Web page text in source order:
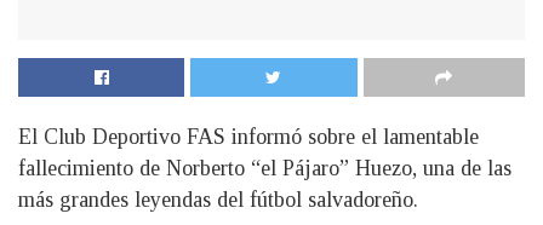
El Club Deportivo FAS informó sobre el lamentable
fallecimiento de Norberto “el Pájaro” Huezo, una de las
más grandes leyendas del fútbol salvadoreño.